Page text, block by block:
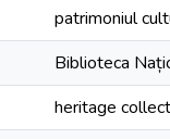
patrimoniul
Biblioteca
heritage